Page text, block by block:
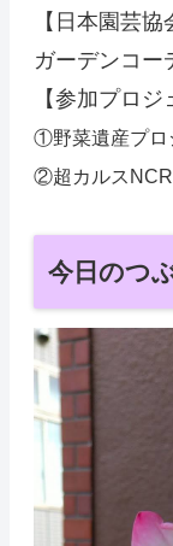
【日本園芸協
ガーデンコー
【参加プロジ
①野菜遺産プロ
②超カルス
今日のつ